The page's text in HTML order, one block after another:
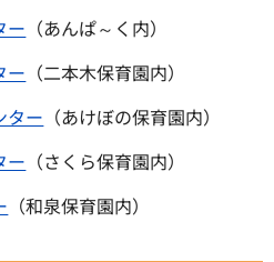
ー （あんぱ～く内）
ー （二本木保育園内）
ター （あけぼの保育園内）
ー （さくら保育園内）
（和泉保育園内）